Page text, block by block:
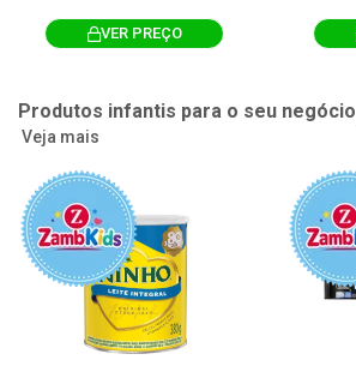
VER PREÇO
Produtos infantis para o seu negócio
Veja mais